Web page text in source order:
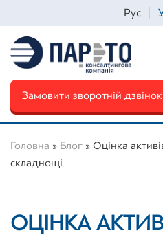
Рус
Замовити зворотній дзвінок
Головна » Блог » Оцінка
складнощі
ОЦІНКА